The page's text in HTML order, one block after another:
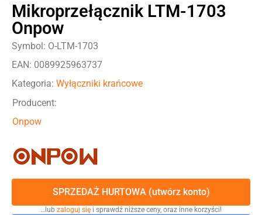
Mikroprzełącznik LTM-1703
Onpow
Symbol: O-LTM-1703
EAN: 0089925963737
Kategoria: Wyłączniki krańcowe
Producent:
Onpow
SPRZEDAŻ HURTOWA (utwórz konto)
…lub zaloguj się i sprawdź niższe ceny, oraz inne korzyści!